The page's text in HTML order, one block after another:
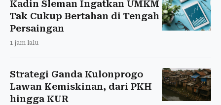
Kadin Sleman Ingatkan UMKM
Tak Cukup Bertahan di Tengah
Persaingan
1 jam lalu
Strategi Ganda Kulonprogo
Lawan Kemiskinan, dari PKH
hingga KUR